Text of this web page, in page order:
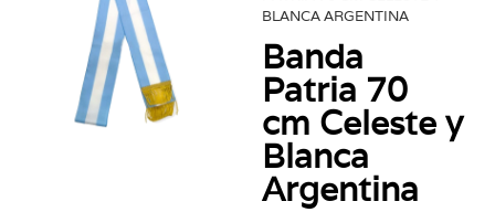
BLANCA ARGENTINA
Banda
Patria 70
cm Celeste y
Blanca
Argentina